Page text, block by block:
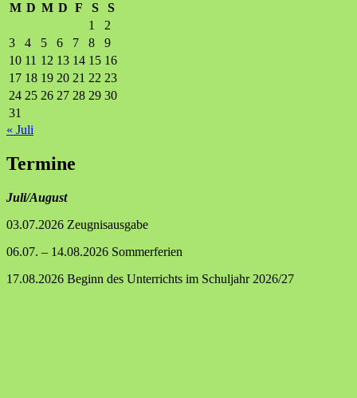
M D M D F S
S
1
2
3
4 5 6 7 8
9
10 11 12 13 14 15 16
17 18 19 20 21 22 23
24 25 26 27 28 29 30
31
« Juli
Termine
Juli/August
03.07.2026 Zeugnisausgabe
06.07. – 14.08.2026 Sommerferien
17.08.2026 Beginn des Unterrichts im Schuljahr 2026/27